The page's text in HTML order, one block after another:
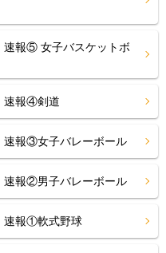
報⑤ 女子バスケットボ
速報④剣道
報③女子バレーボール
報②男子バレーボール
速報①軟式野球